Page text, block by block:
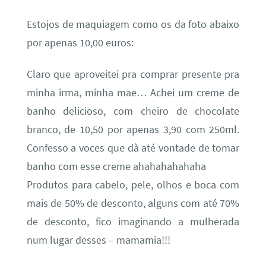
Estojos de maquiagem como os da foto abaixo
por apenas 10,00 euros:
Claro que aproveitei pra comprar presente pra
minha irma, minha mae… Achei um creme de
banho delicioso, com cheiro de chocolate
branco, de 10,50 por apenas 3,90 com 250ml.
Confesso a voces que dà até vontade de tomar
banho com esse creme ahahahahahaha
Produtos para cabelo, pele, olhos e boca com
mais de 50% de desconto, alguns com até 70%
de desconto, fico imaginando a mulherada
num lugar desses – mamamia!!!